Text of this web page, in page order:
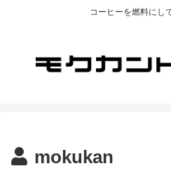
コーヒーを燃料にし
mokukan